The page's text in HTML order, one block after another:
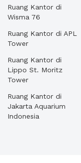
Ruang Kantor di
Wisma 76
Ruang Kantor di APL
Tower
Ruang Kantor di
Lippo St. Moritz
Tower
Ruang Kantor di
Jakarta Aquarium
Indonesia